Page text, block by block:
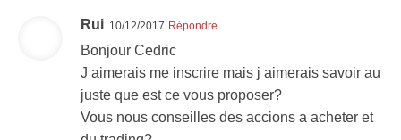
Rui 10/12/2017 Répondre
Bonjour Cedric
J aimerais me inscrire mais j aimerais savoir au
juste que est ce vous proposer?
Vous nous conseilles des accions a acheter et